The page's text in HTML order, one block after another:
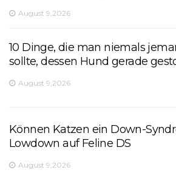
August 9,2026
10 Dinge, die man niemals
sollte, dessen Hund gerade
August 9,2026
Können Katzen ein Down-
Lowdown auf Feline DS
August 9,2026